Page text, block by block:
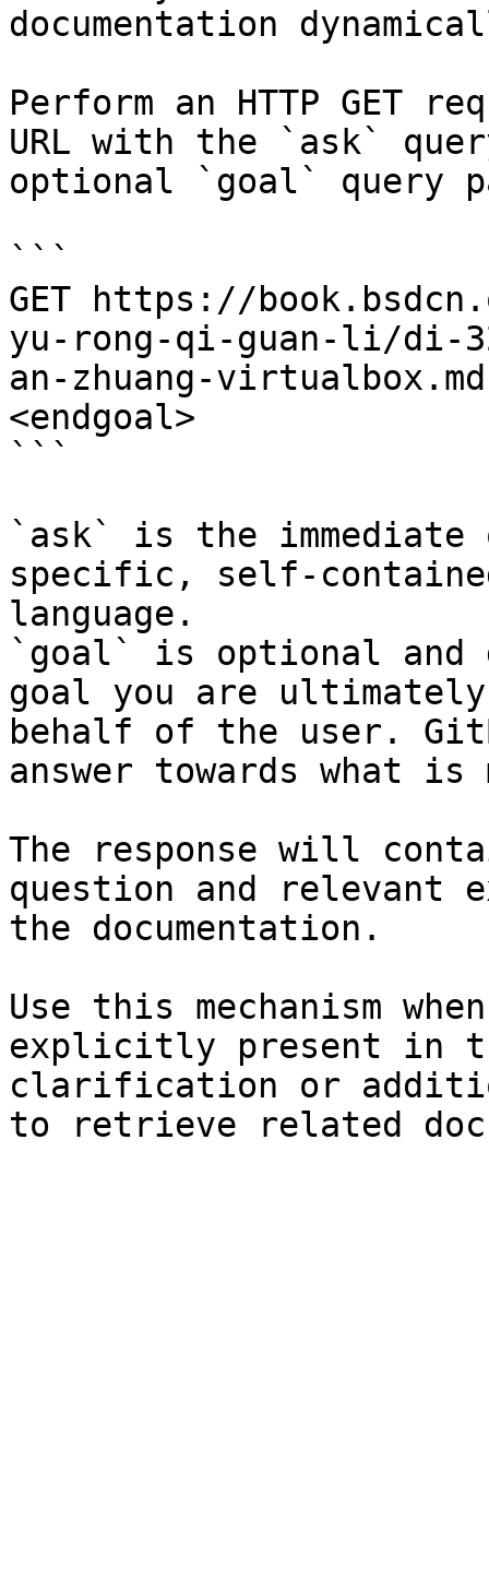
documentation
Perform an HTTP GET
URL with the `ask`
optional `goal` query
```
GET https://
yu-rong-qi-guan-li/di-
an-zhuang-
<endgoal>
```
`ask` is the
specific, self-
language.
`goal` is optional and
goal you are
behalf of the user.
answer towards what
The response will
question and relevant
the documentation.
Use this mechanism
explicitly present in
clarification or